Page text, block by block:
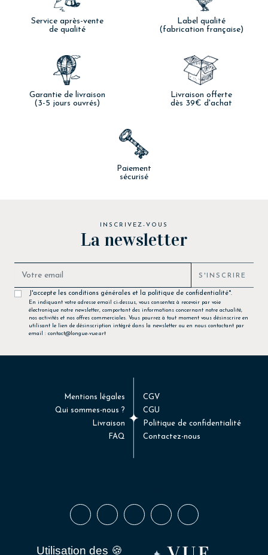
Service après-vente
de qualité
Label qualité
(fabrication française)
Garantie de livraison
(3-5 jours ouvrés)
Livraison offerte
dès 39€ d'achat
Paiement
sécurisé
INSCRIVEZ-VOUS
La newsletter
S'INSCRIRE
J'accepte les conditions générales et la politique de confidentialité*.
En indiquant votre adresse email ci-dessus, vous consentez à recevoir par voie
électronique notre newsletter, comportant des informations concernant notre actualité,
nos activités et nos offres commerciales. Vous pourrez à tout moment vous désinscrire en
utilisant le lien de désinscription intégré dans la newsletter ou en nous contactant par
email : contact@longue-vue.art
Mentions légales
Qui sommes-nous ?
Livraison
FAQ
CGV
CGU
Politique de confidentialité
Contactez-nous